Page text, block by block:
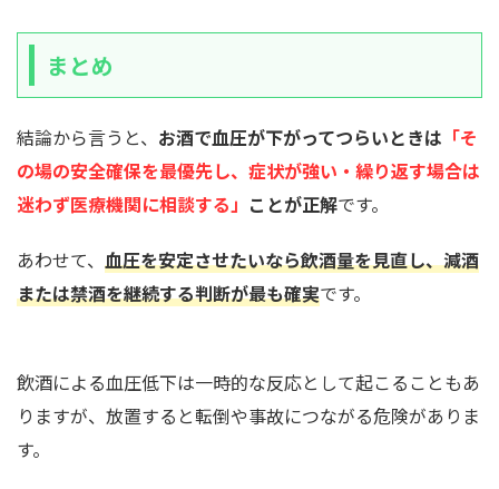
まとめ
結論から言うと、 お酒で血圧が下がってつらいときは 「そ
の場の安全確保を最優先し、症状が強い・繰り返す場合は
迷わず医療機関に相談する」 ことが正解です。
あわせて、 血圧を安定させたいなら飲酒量を見直し、減酒
または禁酒を継続する判断が最も確実です。
飲酒による血圧低下は一時的な反応として起こることもあ
りますが、放置すると転倒や事故につながる危険がありま
す。